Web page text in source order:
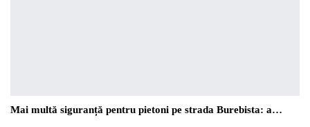
Mai multă siguranță pentru pietoni pe strada Burebista: a…